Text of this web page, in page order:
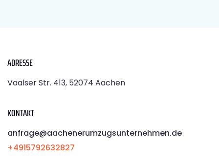
ADRESSE
Vaalser Str. 413, 52074 Aachen
KONTAKT
anfrage@aachenerumzugsunternehmen.de
+4915792632827